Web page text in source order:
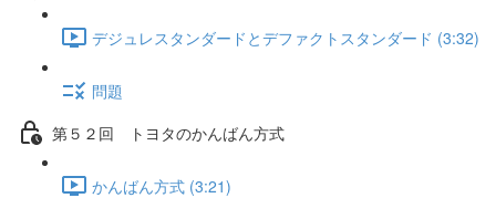
デジュレスタンダードとデファクトスタンダード (3:32)
問題
第５２回 トヨタのかんばん方式
かんばん方式 (3:21)